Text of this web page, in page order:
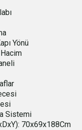
Yönü
Sistemi
70x69x188Cm